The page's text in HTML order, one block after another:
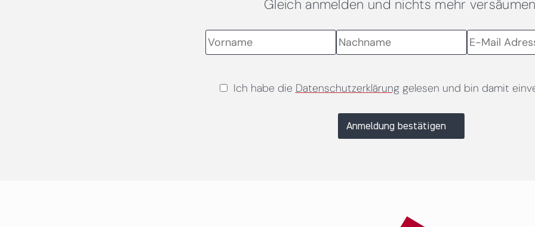
Gleich anmelden und nichts mehr
Ich habe die Datenschutzerklärunggelesen und bin damit
Anmeldung bestätigen